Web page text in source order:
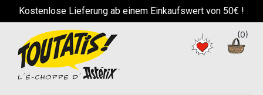
Kostenlose Lieferung ab einem Einkaufswert von 50€ !
(0)